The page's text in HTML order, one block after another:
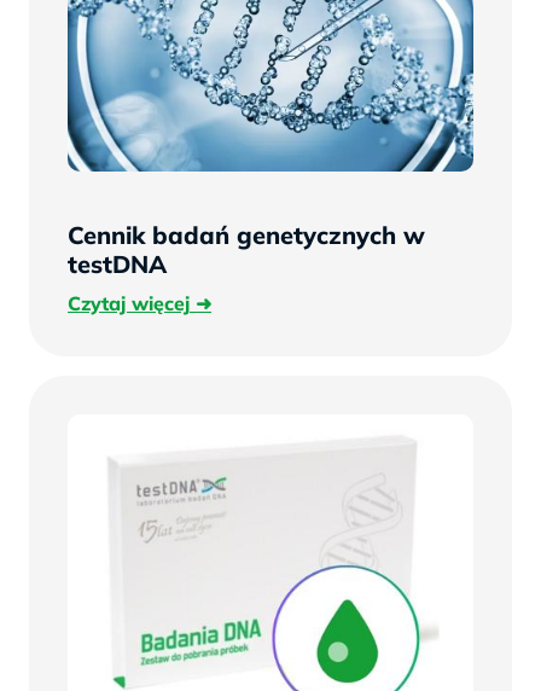
Cennik badań genetycznych w
testDNA
Czytaj więcejCzytaj